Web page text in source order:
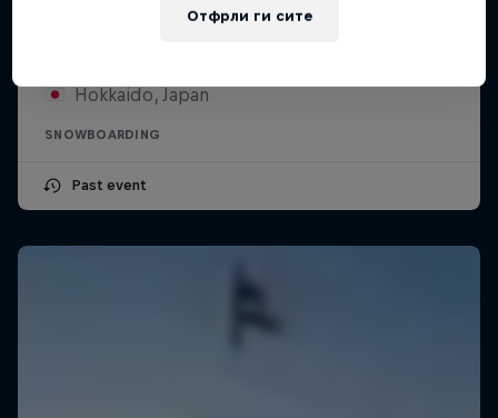
Hokkaido, Japan
SNOWBOARDING
Past event
Отфрли ги сите